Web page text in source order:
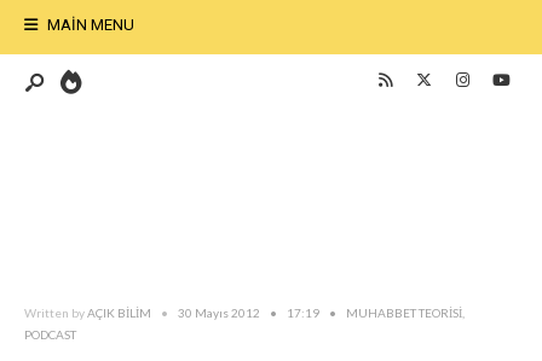
MAIN MENU
Written byAÇIK BİLİM • 30 Mayıs 2012 • 17:19 • MUHABBET TEORİSİ
PODCAST